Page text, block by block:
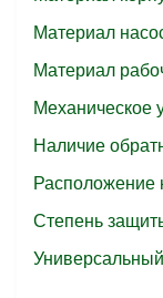
Материал
Материал
Механическое
Наличие
Расположение
Степень